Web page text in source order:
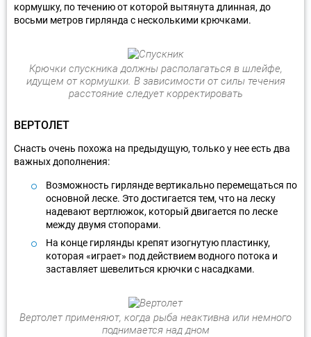
кормушку, по течению от которой вытянута длинная, до
восьми метров гирлянда с несколькими крючками.
Крючки спускника должны располагаться в шлейфе,
идущем от кормушки. В зависимости от силы течения
расстояние следует корректировать
ВЕРТОЛЕТ
Снасть очень похожа на предыдущую, только у нее есть два
важных дополнения:
Возможность гирлянде вертикально перемещаться по
основной леске. Это достигается тем, что на леску
надевают вертлюжок, который двигается по леске
между двумя стопорами.
На конце гирлянды крепят изогнутую пластинку,
которая «играет» под действием водного потока и
заставляет шевелиться крючки с насадками.
Вертолет применяют, когда рыба неактивна или немного
поднимается над дном